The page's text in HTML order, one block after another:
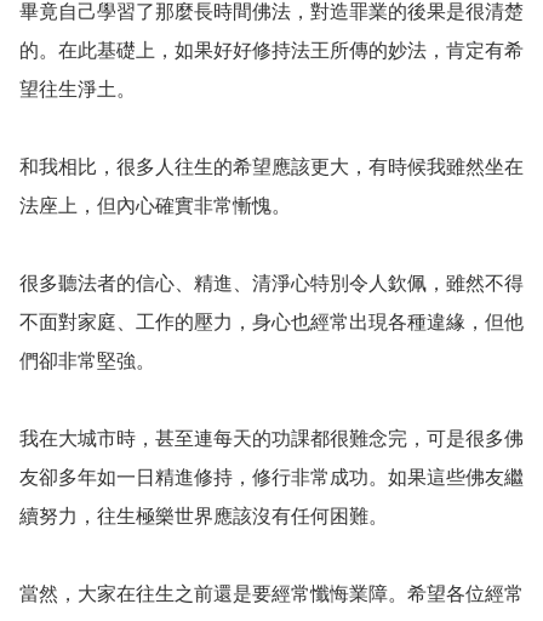
畢竟自己學習了那麼長時間佛法，對造罪業的後果是很清楚
的。在此基礎上，如果好好修持法王所傳的妙法，肯定有希
望往生淨土。
和我相比，很多人往生的希望應該更大，有時候我雖然坐在
法座上，但內心確實非常慚愧。
很多聽法者的信心、精進、清淨心特別令人欽佩，雖然不得
不面對家庭、工作的壓力，身心也經常出現各種違緣，但他
們卻非常堅強。
我在大城市時，甚至連每天的功課都很難念完，可是很多佛
友卻多年如一日精進修持，修行非常成功。如果這些佛友繼
續努力，往生極樂世界應該沒有任何困難。
當然，大家在往生之前還是要經常懺悔業障。希望各位經常